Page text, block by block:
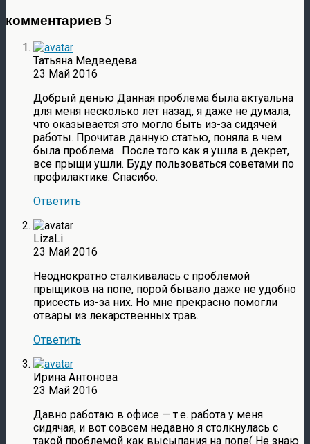
комментариев 5
Татьяна Медведева
23 Май 2016
Добрый денью Данная проблема была актуальна
для меня несколько лет назад, я даже не думала,
что оказывается это могло быть из-за сидячей
работы. Прочитав данную статью, поняла в чем
была проблема . После того как я ушла в декрет,
все прыщи ушли. Буду пользоваться советами по
профилактике. Спасибо.
Ответить
LizaLi
23 Май 2016
Неоднократно сталкивалась с проблемой
прыщиков на попе, порой бывало даже не удобно
присесть из-за них. Но мне прекрасно помогли
отвары из лекарственных трав.
Ответить
Ирина Антонова
23 Май 2016
Давно работаю в офисе — т.е. работа у меня
сидячая, и вот совсем недавно я столкнулась с
такой проблемой как высыпания на попе( Не знаю